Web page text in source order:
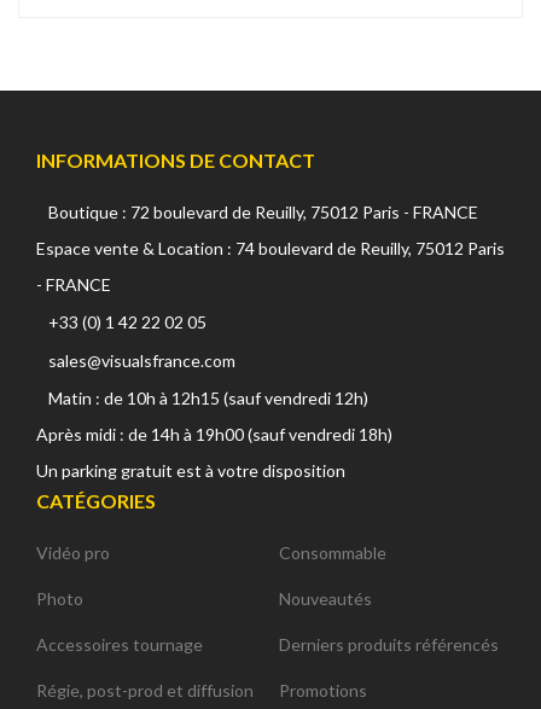
INFORMATIONS DE CONTACT
Boutique : 72 boulevard de Reuilly, 75012 Paris - FRANCE
Espace vente & Location : 74 boulevard de Reuilly, 75012 Paris
- FRANCE
+33 (0) 1 42 22 02 05
sales@visualsfrance.com
Matin : de 10h à 12h15 (sauf vendredi 12h)
Après midi : de 14h à 19h00 (sauf vendredi 18h)
Un parking gratuit est à votre disposition
CATÉGORIES
Vidéo pro
Photo
Accessoires tournage
Régie, post-prod et diffusion
Consommable
Nouveautés
Derniers produits référencés
Promotions